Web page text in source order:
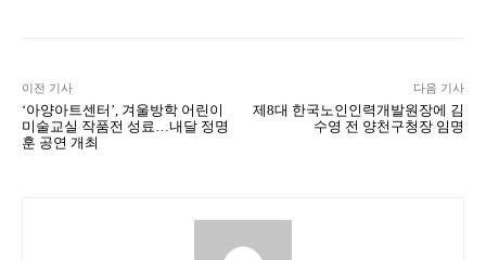
이전 기사
‘아양아트센터’, 겨울방학 어린이
미술교실 작품전 성료…내달 정명
훈 공연 개최
다음 기사
제8대 한국노인인력개발원장에 김
수영 전 양천구청장 임명